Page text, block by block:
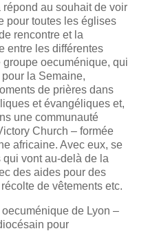
au souhait de voir
pour toutes les églises
rencontre et la
entre les différentes
groupe oecuménique, qui
pour la Semaine,
de prières dans
et évangéliques et,
une communauté
Church – formée
africaine. Avec eux, se
vont au-delà de la
des aides pour des
de vêtements etc.
de Lyon –
pour